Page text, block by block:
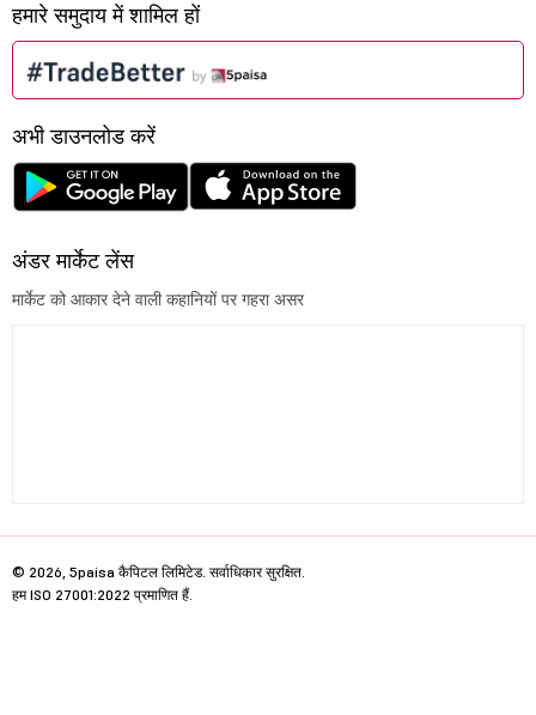
हमारे समुदाय में शामिल हों
अभी डाउनलोड करें
अंडर मार्केट लेंस
मार्केट को आकार देने वाली कहानियों पर गहरा असर
© 2026, 5paisa कैपिटल लिमिटेड. सर्वाधिकार सुरक्षित.
हम ISO 27001:2022 प्रमाणित हैं.